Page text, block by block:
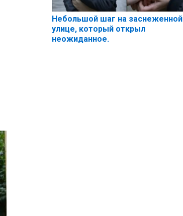
Небольшой шаг на заснеженной
улице, который открыл
неожиданное.